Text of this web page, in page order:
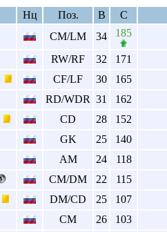
Нц Поз. В
С
CM/LM 34 185
RW/RF 32
171
CF/LF 30
165
RD/WDR 31
162
CD 28
152
GK 25
140
AM 24
118
CM/DM 22
115
DM/CD 25
107
CM 26
103